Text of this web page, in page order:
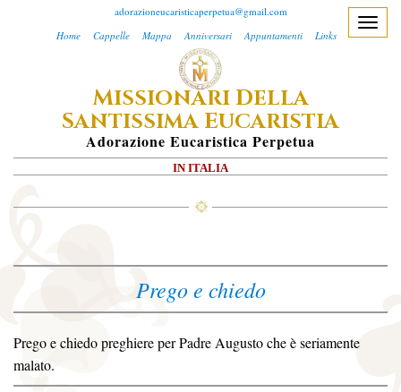
adorazioneucaristicaperpetua@gmail.com
Home
Cappelle Mappa Anniversari Appuntamenti Links
MISSIONARI DELLA
SANTISSIMA EUCARISTIA
ADorazione EUcaristica PErpetua
IN ITALIA
T
n
v
a
i
Prego e chiedo
Prego e chiedo preghiere per Padre Augusto che è seriamente
malato.